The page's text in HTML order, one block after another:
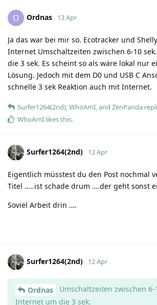
O Ordnas 13 Apr
Ja das war bei mir so. Ecotracker und
Internet Umschaltzeiten zwischen 6-10
die 3 sek. Es scheint so als wäre lokal nur
Lösung. Jedoch mit dem D0 und USB C
schnelle 3 sek Reaktion auch mit Internet.
Surfer1264(2nd),WhoAmI, and ZenPanda
WhoAmI likes this.
Surfer1264(2nd) 12 Apr
Eigentlich müsstest du den Post nochmal
Titel …..ist schade drum ….der geht sonst
Soviel Arbeit drin ….
Surfer1264(2nd) 12 Apr
Ordnas
Umschaltzeiten zwischen 6-
Internet um die 3 sek.